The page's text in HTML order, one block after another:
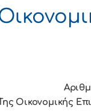
Οικονομικής